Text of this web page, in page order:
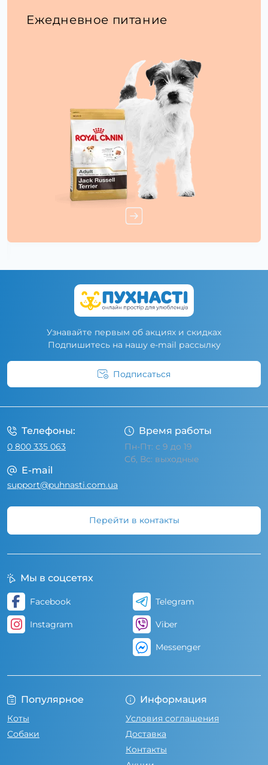
Ежедневное питание
Узнавайте первым об акциях и скидках
Подпишитесь на нашу e-mail рассылку
Подписаться
Телефоны:
0 800 335 063
Время работы
Пн-Пт: с 9 до 19
Сб, Вс: выходные
E-mail
support@puhnasti.com.ua
Перейти в контакты
Популярное
Коты
Собаки
Информация
Условия соглашения
Доставка
Контакты
Мы в соцсетях
Facebook
Instagram
Telegram
Viber
Messenger